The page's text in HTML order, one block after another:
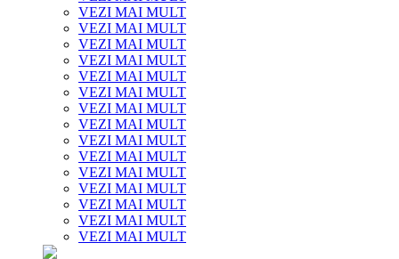
VEZI MAI MULT
VEZI MAI MULT
VEZI MAI MULT
VEZI MAI MULT
VEZI MAI MULT
VEZI MAI MULT
VEZI MAI MULT
VEZI MAI MULT
VEZI MAI MULT
VEZI MAI MULT
VEZI MAI MULT
VEZI MAI MULT
VEZI MAI MULT
VEZI MAI MULT
VEZI MAI MULT